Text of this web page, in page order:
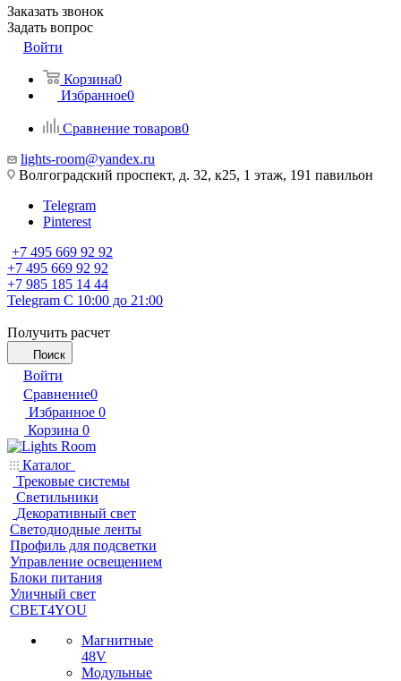
Заказать звонок
Задать вопрос
Войти
Корзина0
Избранное0
Сравнение товаров0
lights-room@yandex.ru
Волгоградский проспект, д. 32, к25, 1 этаж, 191 павильон
Telegram
Pinterest
+7 495 669 92 92
+7 495 669 92 92
+7 985 185 14 44
Telegram С 10:00 до 21:00
Получить расчет
Поиск
Войти
Сравнение0
Избранное 0
Корзина 0
Каталог
Трековые системы
Светильники
Декоративный свет
Светодиодные ленты
Профиль для подсветки
Управление освещением
Блоки питания
Уличный свет
СВЕТ4YOU
Магнитные
48V
Модульные